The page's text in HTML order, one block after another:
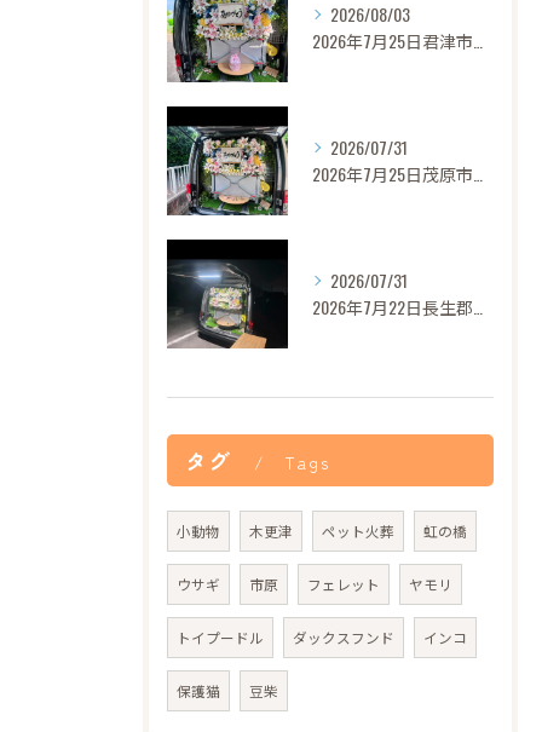
2026/08/03
2026年7月25日君津市あずきちゃんご葬儀
2026/07/31
2026年7月25日茂原市セレナちゃんご葬儀
2026/07/31
2026年7月22日長生郡バロンちゃんご葬儀
タグ Tags
小動物 木更津 ペット火葬 虹の橋
ウサギ 市原 フェレット ヤモリ
トイプードル ダックスフンド インコ
保護猫 豆柴